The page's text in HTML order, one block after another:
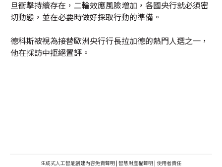
旦衝擊持續存在，二輪效應風險增加，各國央行就必須密
切動態，並在必要時做好採取行動的準備。
德科斯被視為接替歐洲央行行長拉加德的熱門人選之一，
他在採訪中拒絕置評。
生成式人工智能創建內容免責聲明 | 智慧財產權聲明 | 使用者責任